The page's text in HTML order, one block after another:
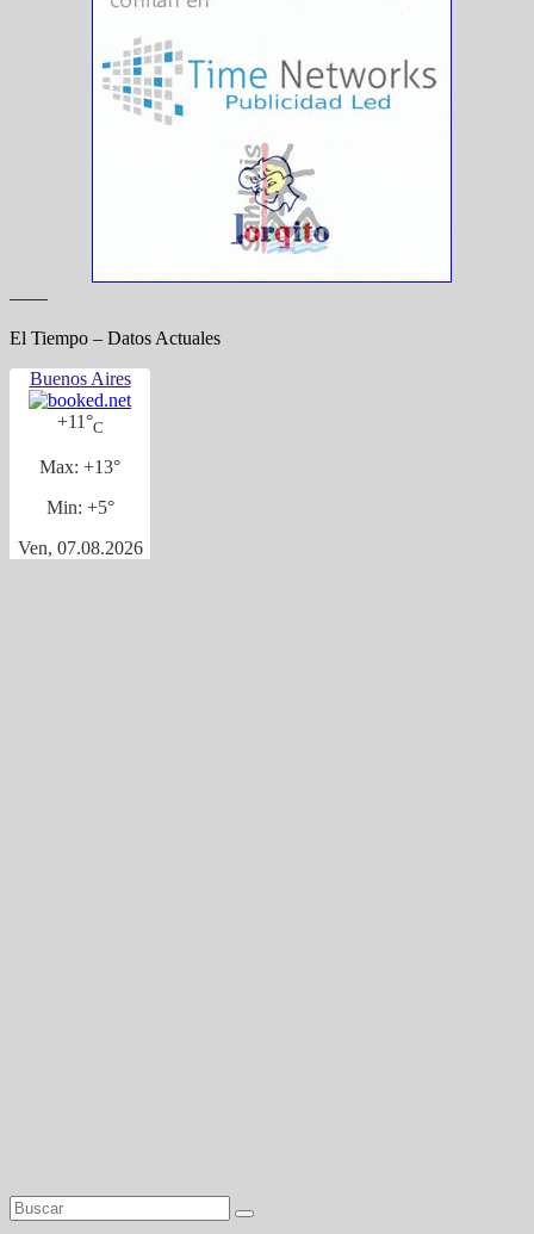
——
El Tiempo – Datos Actuales
Buenos Aires
+11°C
Max: +13°
Min: +5°
Ven, 07.08.2026